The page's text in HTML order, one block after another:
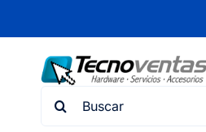
content
Search